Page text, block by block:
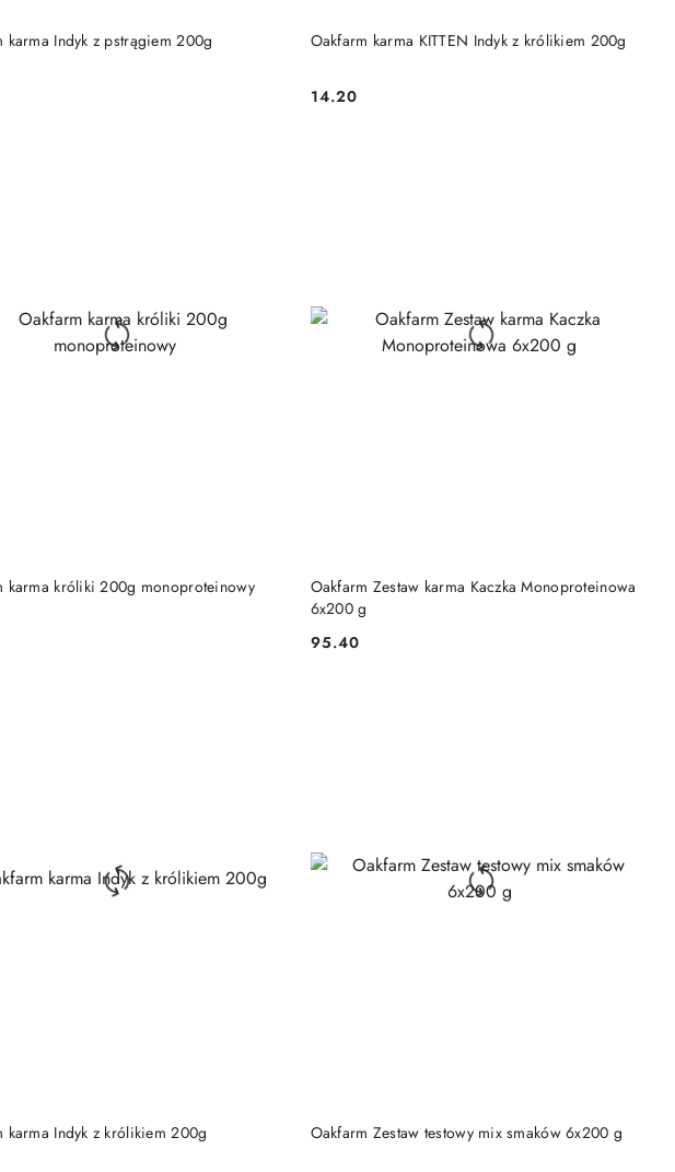
karma Indyk z pstrągiem 200g
DO KOSZYKA Oakfarm karma KITTEN Indyk z królikiem 200g
Cena:
14.20
DO KOSZYKA
karma króliki 200g monoproteinowy
DO KOSZYKA
Oakfarm Zestaw karma Kaczka Monoproteinowa
6x200 g
Cena:
95.40
DO KOSZYKA
karma Indyk z królikiem 200g
PRODUKT NIEDOSTĘPNY Oakfarm Zestaw testowy mix smaków 6x200 g
PRODUKT NIEDOSTĘPNY